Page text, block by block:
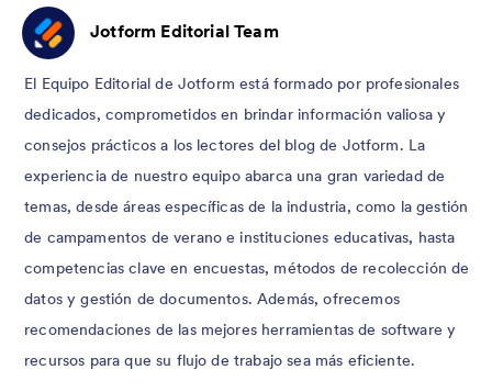
Jotform Editorial Team
El Equipo Editorial de Jotform está formado por profesionales
dedicados, comprometidos en brindar información valiosa y
consejos prácticos a los lectores del blog de Jotform. La
experiencia de nuestro equipo abarca una gran variedad de
temas, desde áreas específicas de la industria, como la gestión
de campamentos de verano e instituciones educativas, hasta
competencias clave en encuestas, métodos de recolección de
datos y gestión de documentos. Además, ofrecemos
recomendaciones de las mejores herramientas de software y
recursos para que su flujo de trabajo sea más eficiente.